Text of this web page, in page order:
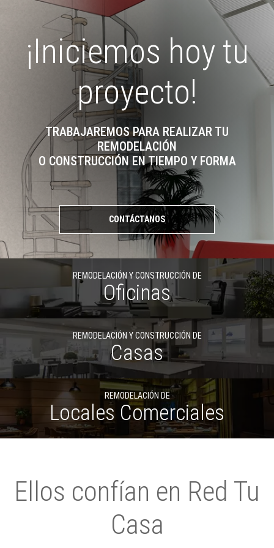
¡Iniciemos hoy tu
proyecto!
TRABAJAREMOS PARA REALIZAR TU
REMODELACIÓN
O CONSTRUCCIÓN EN TIEMPO Y FORMA
CONTÁCTANOS
REMODELACIÓN Y CONSTRUCCIÓN DE
Oficinas
REMODELACIÓN Y CONSTRUCCIÓN DE
Casas
REMODELACIÓN DE
Locales Comerciales
Ellos confían en Red Tu
Casa